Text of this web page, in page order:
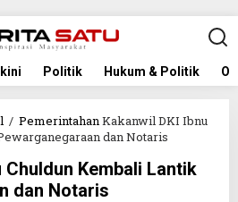
Politik Hukum & Politik
/ PemerintahanKakanwil DKI Ibnu
dan Notaris
Chuldun Kembali Lantik
dan Notaris